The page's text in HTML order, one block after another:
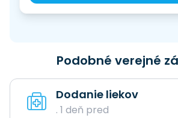
Podobné verejné
Dodanie liekov
. 1 deň pred